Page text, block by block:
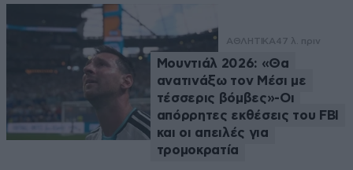
ΑΘΛΗΤΙΚΑ47 λ. πριν
Μουντιάλ 2026: «Θα
ανατινάξω τον Μέσι με
τέσσερις βόμβες»-Οι
απόρρητες εκθέσεις του FBI
και οι απειλές για
τρομοκρατία